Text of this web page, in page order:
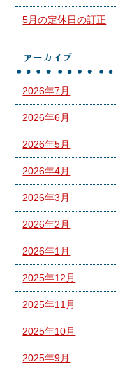
5月の定休日の訂正
アーカイブ
2026年7月
2026年6月
2026年5月
2026年4月
2026年3月
2026年2月
2026年1月
2025年12月
2025年11月
2025年10月
2025年9月